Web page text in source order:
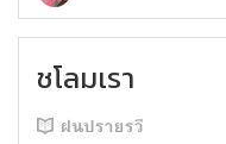
ชโลมเรา
ฝนปรายรวี